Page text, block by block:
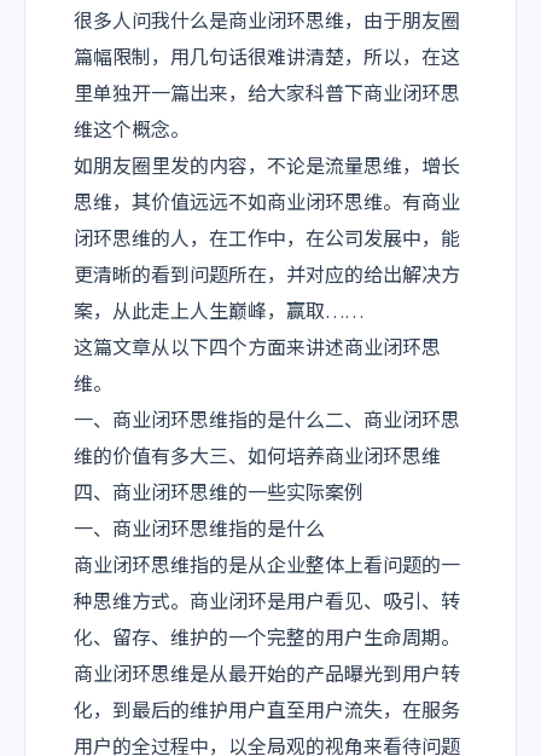
很多人问我什么是商业闭环思维，由于朋友圈
篇幅限制，用几句话很难讲清楚，所以，在这
里单独开一篇出来，给大家科普下商业闭环思
维这个概念。
如朋友圈里发的内容，不论是流量思维，增长
思维，其价值远远不如商业闭环思维。有商业
闭环思维的人，在工作中，在公司发展中，能
更清晰的看到问题所在，并对应的给出解决方
案，从此走上人生巅峰，赢取……
这篇文章从以下四个方面来讲述商业闭环思
维。
一、商业闭环思维指的是什么二、商业闭环思
维的价值有多大三、如何培养商业闭环思维
四、商业闭环思维的一些实际案例
一、商业闭环思维指的是什么
商业闭环思维指的是从企业整体上看问题的一
种思维方式。商业闭环是用户看见、吸引、转
化、留存、维护的一个完整的用户生命周期。
商业闭环思维是从最开始的产品曝光到用户转
化，到最后的维护用户直至用户流失，在服务
用户的全过程中，以全局观的视角来看待问题